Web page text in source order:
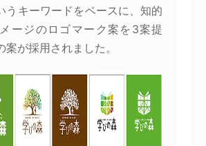
うキーワードをベースに、知的
ージのロゴマーク案を3案提
が採用されました。